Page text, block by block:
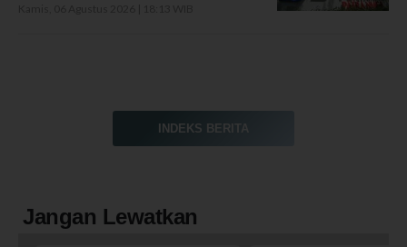
INDEKS BERITA
Jangan Lewatkan